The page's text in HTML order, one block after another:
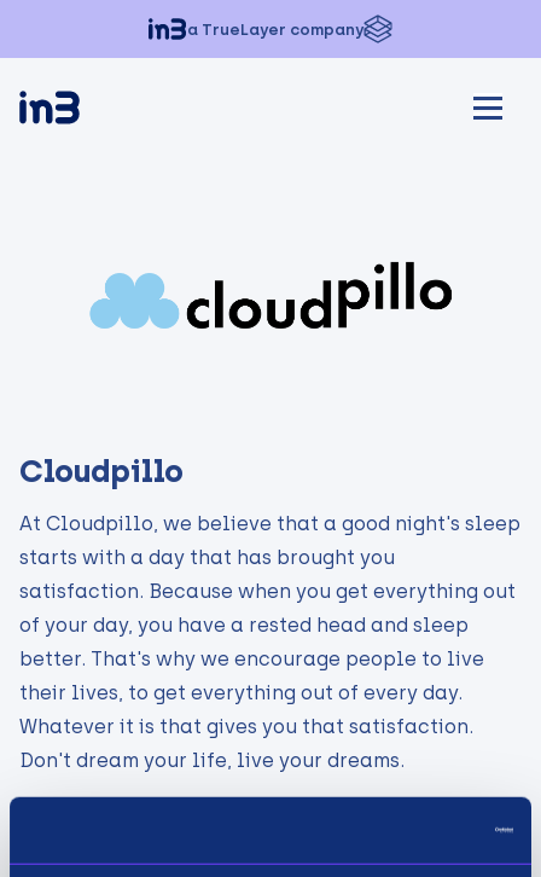
a TrueLayer company
Cloudpillo
At Cloudpillo, we believe that a good night's sleep
starts with a day that has brought you
satisfaction. Because when you get everything out
of your day, you have a rested head and sleep
better. That's why we encourage people to live
their lives, to get everything out of every day.
Whatever it is that gives you that satisfaction.
Don't dream your life, live your dreams.